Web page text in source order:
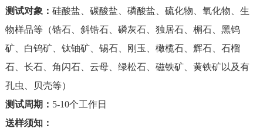
测试对象： 硅酸盐、碳酸盐、磷酸盐、硫化物、氧化物、生
物样品等（锆石、斜锆石、磷灰石、独居石、榍石、黑钨
矿、白钨矿、钛铀矿、锡石、刚玉、橄榄石、辉石、石榴
石、长石、角闪石、云母、绿松石、磁铁矿、黄铁矿以及有
孔虫、贝壳等）
测试周期： 5-10个工作日
送样须知：